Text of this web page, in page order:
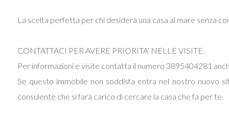
La scelta perfetta per chi desidera una casa al mare senza
CONTATTACI PER AVERE PRIORITA' NELLE VISITE.
Per informazioni e visite contatta il numero 3895404281
Se questo immobile non soddisfa entra nel nostro nuovo
consulente che si farà carico di cercare la casa che fa per te.